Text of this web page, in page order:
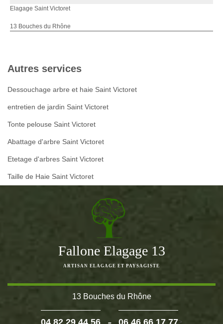
Elagage Saint Victoret
13 Bouches du Rhône
Autres services
Dessouchage arbre et haie Saint Victoret
entretien de jardin Saint Victoret
Tonte pelouse Saint Victoret
Abattage d'arbre Saint Victoret
Etetage d'arbres Saint Victoret
Taille de Haie Saint Victoret
Fallone Elagage 13
ARTISAN ELAGAGE ET PAYSAGISTE
13 Bouches du Rhône
04 82 29 44 56 06 46 66 17 77>